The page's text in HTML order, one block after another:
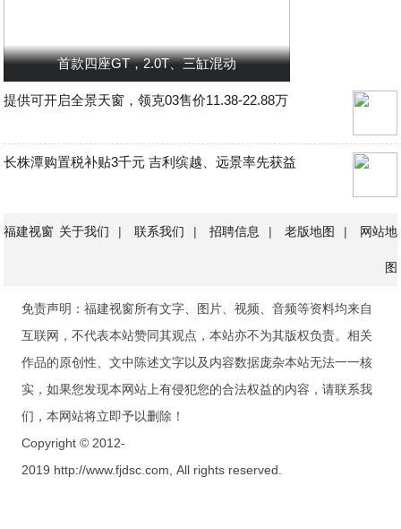
首款四座GT，2.0T、三缸混动
提供可开启全景天窗，领克03售价11.38-22.88万
长株潭购置税补贴3千元 吉利缤越、远景率先获益
福建视窗 关于我们 | 联系我们 | 招聘信息 | 老版地图 | 网站地
图
免责声明：福建视窗所有文字、图片、视频、音频等资料均来自
互联网，不代表本站赞同其观点，本站亦不为其版权负责。相关
作品的原创性、文中陈述文字以及内容数据庞杂本站无法一一核
实，如果您发现本网站上有侵犯您的合法权益的内容，请联系我
们，本网站将立即予以删除！
Copyright © 2012-
2019 http://www.fjdsc.com, All rights reserved.